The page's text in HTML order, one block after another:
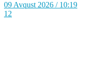
09 Avqust 2026 / 10:19
12